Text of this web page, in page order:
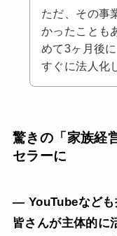
ただ、その事
かったことも
めて3ヶ月後
すぐに法人化
驚きの「家族経
セラーに
— YouTubeなども
皆さんが主体的に